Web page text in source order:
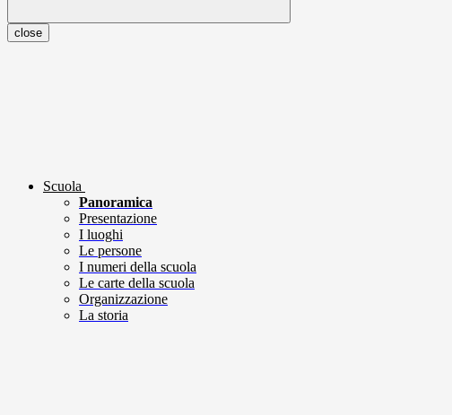
close
Scuola
Panoramica
Presentazione
I luoghi
Le persone
I numeri della scuola
Le carte della scuola
Organizzazione
La storia